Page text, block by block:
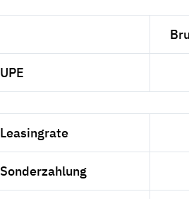
UPE
Leasingrate
Sonderzahlung